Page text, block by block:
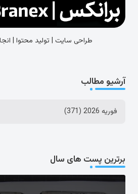
طراحی سایت | تولید محتوا |
آرشیو مطالب
برترین پست های سال